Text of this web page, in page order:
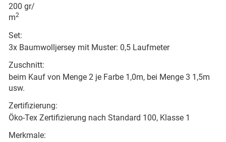
200 gr/
m2
Set:
3x Baumwolljersey mit Muster: 0,5 Laufmeter
Zuschnitt:
beim Kauf von Menge 2 je Farbe 1,0m, bei Menge 3 1,5m
usw.
Zertifizierung:
Öko-Tex Zertifizierung nach Standard 100, Klasse 1
Merkmale: